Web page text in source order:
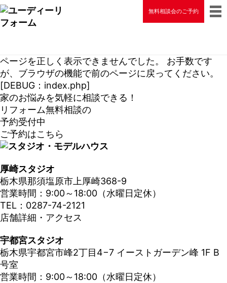
無料相談会のご予約
ページを正しく表示できませんでした。 お手数です
が、ブラウザの機能で前のページに戻ってください。
[DEBUG：index.php]
家のお悩みを気軽に相談できる！
リフォーム無料相談の
予約受付中
ご予約はこちら
厚崎スタジオ
栃木県那須塩原市上厚崎368-9
営業時間：9:00～18:00（水曜日定休）
TEL：0287-74-2121
店舗詳細・アクセス
宇都宮スタジオ
栃木県宇都宮市峰2丁目4−7 イーストガーデン峰 1F B
号室
営業時間：9:00～18:00（水曜日定休）